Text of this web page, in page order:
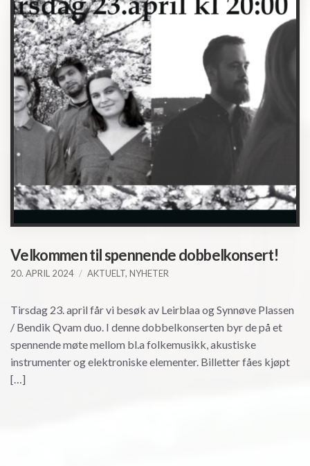
Velkommen til spennende dobbelkonsert!
20. APRIL 2024 AKTUELT, NYHETER
Tirsdag 23. april får vi besøk av Leirblaa og Synnøve Plassen
/ Bendik Qvam duo. I denne dobbelkonserten byr de på et
spennende møte mellom bl.a folkemusikk, akustiske
instrumenter og elektroniske elementer. Billetter fåes kjøpt
[…]